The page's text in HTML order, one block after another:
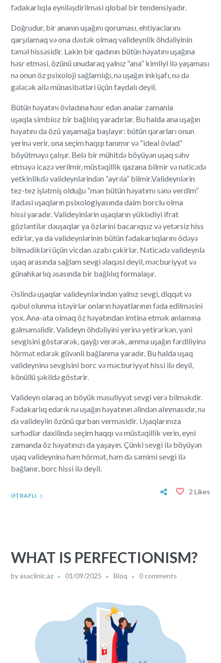
fədakarlıqla eyniləşdirilməsi qlobal bir tendensiyadır.
Doğrudur, bir ananın uşağını qoruması, ehtiyaclarını
qarşılamaq və ona dəstək olmaq valideynlik öhdəliyinin
təməl hissəsidir. Lakin bir qadının bütün həyatını uşağına
həsr etməsi, özünü unudaraq yalnız “ana” kimliyi ilə yaşaması
nə onun öz psixoloji sağlamlığı, nə uşağın inkişafı, nə də
gələcək ailə münasibətləri üçün faydalı deyil.
Bütün həyatını övladına həsr edən analar zamanla
uşaqla simbioz bir bağlılıq yaradırlar. Bu halda ana uşağın
həyatını da özü yaşamağa başlayır: bütün qərarları onun
yerinə verir, ona seçim haqqı tanımır və “ideal övlad”
böyütməyə çalışır. Belə bir mühitdə böyüyən uşaq səhv
etməyə icazə verilmir, müstəqillik qazana bilmir və nəticədə
yetkinlikdə valideynlərindən “ayrıla” bilmir.Valideynlərin
tez-tez işlətmiş olduğu “mən bütün həyatımı sənə verdim”
ifadəsi uşaqların psixologiyasında daim borclu olma
hissi yaradır. Valideyinlərin uşaqların yüklədiyi ifrat
gözləntilər dəuşaqlar ya özlərini bacarıqsız və yetərsiz hiss
edirlər, ya da valideynlərinin bütün fədakarlıqlarını ödəyə
bilmədikləri üçün vicdan əzabı çəkirlər. Nəticədə valideynlə
uşaq arasında sağlam sevgi əlaqəsi deyil, məcburiyyət və
günahkarlıq əsasında bir bağlılıq formalaşır.
Əslində uşaqlar valideynlərindən yalnız sevgi, diqqət və
qəbul olunma istəyirlər onların həyatlarının fəda edilməsini
yox. Ana-ata olmaq öz həyatından imtina etmək anlamına
gəlməməlidir. Valideyn öhdəliyini yerinə yetirərkən, yəni
sevgisini göstərərək, qayğı verərək, amma uşağın fərdiliyinə
hörmət edərək güvənli bağlanma yaradır. Bu halda uşaq
valideyninə sevgisini borc və məcburiyyət hissi ilə deyil,
könüllü şəkildə göstərir.
Valideyn olaraq ən böyük məsuliyyət sevgi verə bilməkdir.
Fədakarlıq edərık nə uşağın həyatının əlindən alınmasıdır, nə
də valideyiin özünü qurban verməsidir. Uşaqlarınıza
sərhədlər daxilində seçim haqqı və müstəqillik verin, eyni
zamanda öz həyatınızı da yaşayın. Çünki sevgi ilə böyüyən
uşaq valideyninə həm hörmət, həm də səmimi sevgi ilə
bağlanır, borc hissi ilə deyil.
ƏTRAFLI 2 Likes
WHAT IS PERFECTIONISM?
byasaclinic.az 01/09/2025 Bloq 0 comments